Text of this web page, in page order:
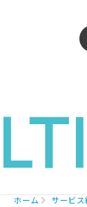
ホーム サービス